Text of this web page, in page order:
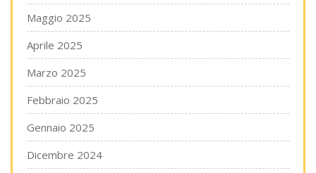
Maggio 2025
Aprile 2025
Marzo 2025
Febbraio 2025
Gennaio 2025
Dicembre 2024